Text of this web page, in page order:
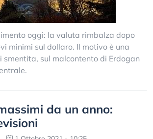
oggi: la valuta rimbalza dopo
minimi sul dollaro. Il motivo è una
smentita, sul malcontento di Erdogan
da un anno: